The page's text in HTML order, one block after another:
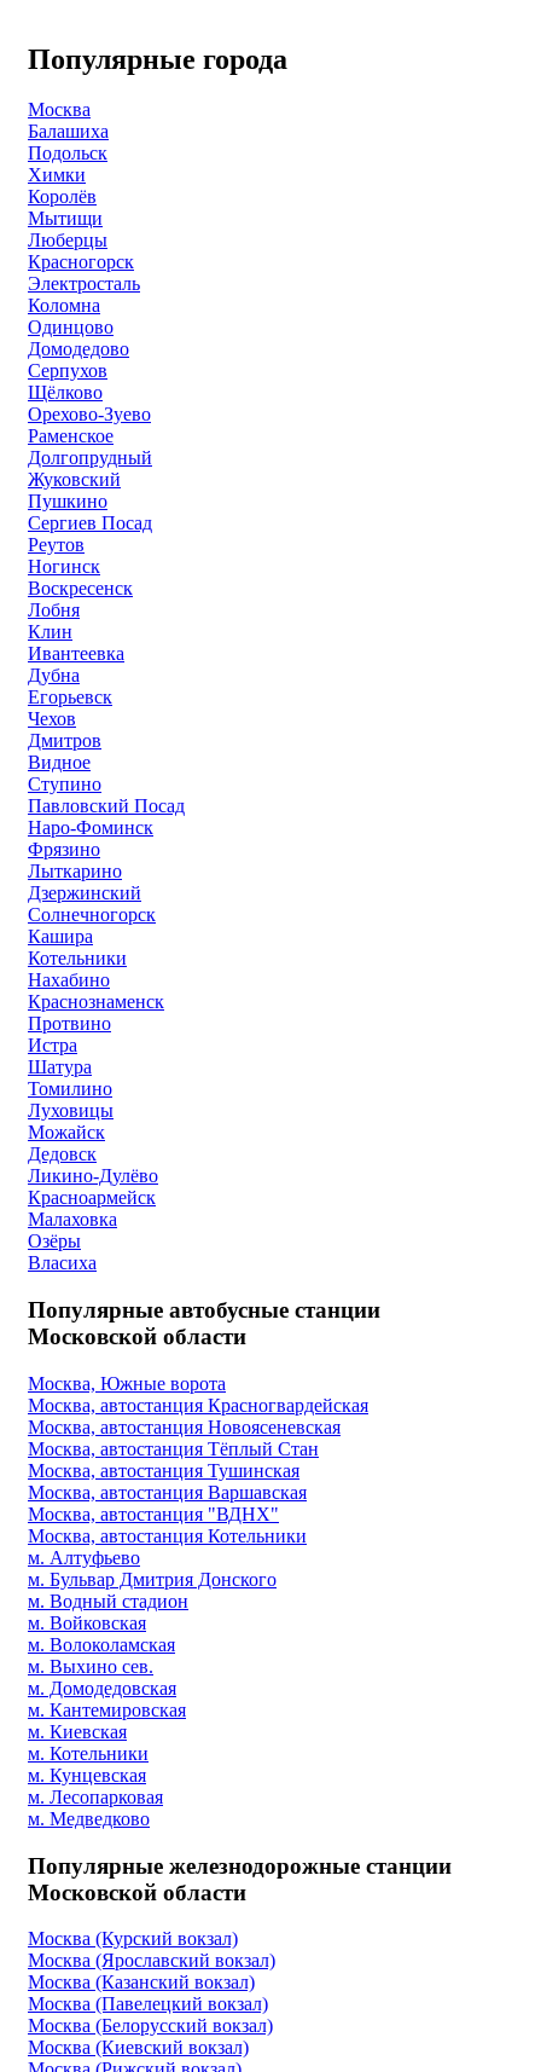
Популярные города
Москва
Балашиха
Подольск
Химки
Королёв
Мытищи
Люберцы
Красногорск
Электросталь
Коломна
Одинцово
Домодедово
Серпухов
Щёлково
Орехово-Зуево
Раменское
Долгопрудный
Жуковский
Пушкино
Сергиев Посад
Реутов
Ногинск
Воскресенск
Лобня
Клин
Ивантеевка
Дубна
Егорьевск
Чехов
Дмитров
Видное
Ступино
Павловский Посад
Наро-Фоминск
Фрязино
Лыткарино
Дзержинский
Солнечногорск
Кашира
Котельники
Нахабино
Краснознаменск
Протвино
Истра
Шатура
Томилино
Луховицы
Можайск
Дедовск
Ликино-Дулёво
Красноармейск
Малаховка
Озёры
Власиха
Популярные автобусные станции
Московской области
Москва, Южные ворота
Москва, автостанция Красногвардейская
Москва, автостанция Новоясеневская
Москва, автостанция Тёплый Стан
Москва, автостанция Тушинская
Москва, автостанция Варшавская
Москва, автостанция "ВДНХ"
Москва, автостанция Котельники
м. Алтуфьево
м. Бульвар Дмитрия Донского
м. Водный стадион
м. Войковская
м. Волоколамская
м. Выхино сев.
м. Домодедовская
м. Кантемировская
м. Киевская
м. Котельники
м. Кунцевская
м. Лесопарковая
м. Медведково
Популярные железнодорожные станции
Московской области
Москва (Курский вокзал)
Москва (Ярославский вокзал)
Москва (Казанский вокзал)
Москва (Павелецкий вокзал)
Москва (Белорусский вокзал)
Москва (Киевский вокзал)